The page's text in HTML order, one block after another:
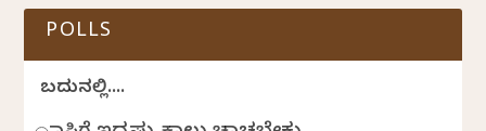
POLLS
ಬದುಕಿನಲ್ಲಿ....